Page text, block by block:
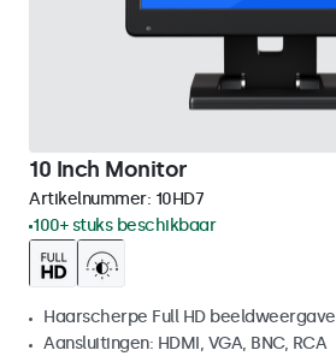
10 Inch Monitor
Artikelnummer: 10HD7
100+ stuks beschikbaar
Haarscherpe Full HD beeldweergave
Aansluitingen: HDMI, VGA, BNC, RCA